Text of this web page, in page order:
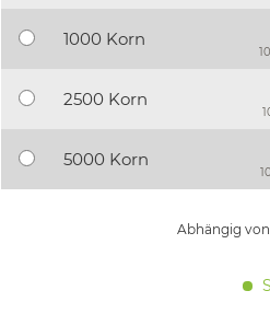
1000 Korn
2500 Korn
5000 Korn
Abhängig von